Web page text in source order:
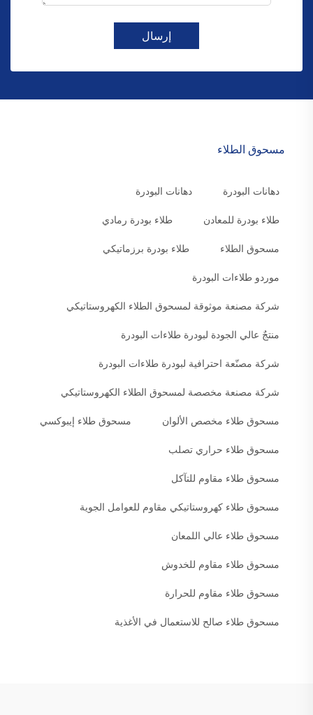
إرسال
مسحوق الطلاء
دهانات البودرة دهانات البودرة
طلاء بودرة للمعادن طلاء بودرة رمادي
مسحوق الطلاء طلاء بودرة برزماتيكي
موردو طلاءات البودرة
شركة مصنعة موثوقة لمسحوق الطلاء الكهروستاتيكي
منتجٌ عالي الجودة لبودرة طلاءات البودرة
شركة مصنّعة احترافية لبودرة طلاءات البودرة
شركة مصنعة مخصصة لمسحوق الطلاء الكهروستاتيكي
مسحوق طلاء مخصص الألوان مسحوق طلاء إيبوكسي
مسحوق طلاء حراري تصلب
مسحوق طلاء مقاوم للتآكل
مسحوق طلاء كهروستاتيكي مقاوم للعوامل الجوية
مسحوق طلاء عالي اللمعان
مسحوق طلاء مقاوم للخدوش
مسحوق طلاء مقاوم للحرارة
مسحوق طلاء صالح للاستعمال في الأغذية